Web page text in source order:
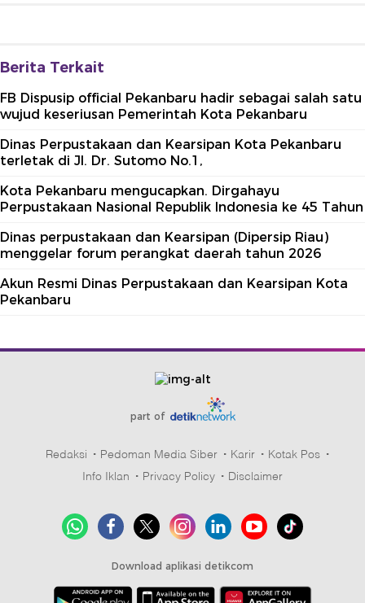
Berita Terkait
FB Dispusip official Pekanbaru hadir sebagai salah satu
wujud keseriusan Pemerintah Kota Pekanbaru
Dinas Perpustakaan dan Kearsipan Kota Pekanbaru
terletak di Jl. Dr. Sutomo No.1,
Kota Pekanbaru mengucapkan. Dirgahayu
Perpustakaan Nasional Republik Indonesia ke 45 Tahun
Dinas perpustakaan dan Kearsipan (Dipersip Riau)
menggelar forum perangkat daerah tahun 2026
Akun Resmi Dinas Perpustakaan dan Kearsipan Kota
Pekanbaru
part of
Redaksi Pedoman Media Siber Karir
Kotak Pos
Info Iklan
Privacy Policy Disclaimer
Download aplikasi detikcom